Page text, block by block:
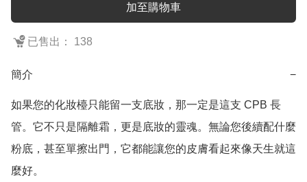
加至購物車
已售出： 138
簡介 −
如果您的化妝檯只能留一支底妝，那一定是這支 CPB 長
管。它不只是隔離霜，更是底妝的靈魂。無論您後續配什麼
粉底，甚至單擦出門，它都能讓您的皮膚看起來像天生就這
麼好。